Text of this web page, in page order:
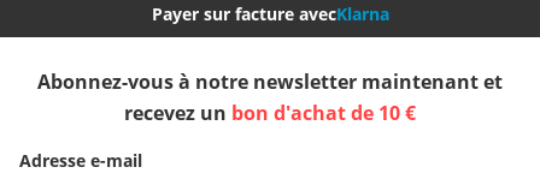
Payer sur facture avecKlarna
Abonnez-vous à notre newsletter maintenant et
recevez un bon d'achat de 10 €
Adresse e-mail